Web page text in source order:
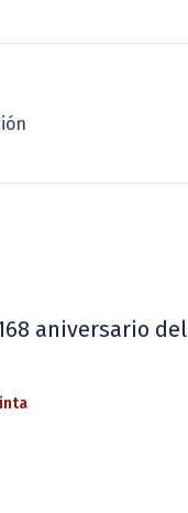
aniversario del